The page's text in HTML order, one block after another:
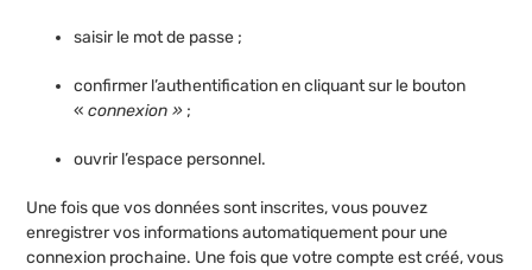
saisir le mot de passe ;
confirmer l’authentification en cliquant sur le bouton
«connexion » ;
ouvrir l’espace personnel.
Une fois que vos données sont inscrites, vous pouvez
enregistrer vos informations automatiquement pour une
connexion prochaine. Une fois que votre compte est créé, vous